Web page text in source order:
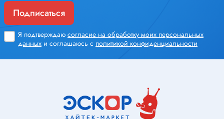
Подписаться
Я подтверждаю согласие на обработку моих персональных
данных и соглашаюсь с политикой конфиденциальности